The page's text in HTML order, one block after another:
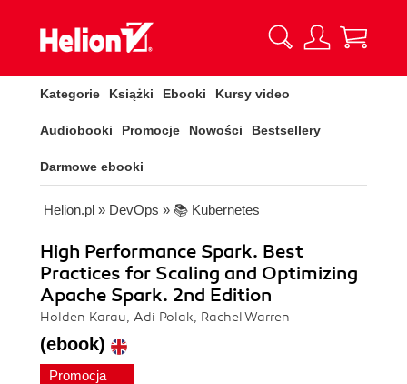
Kategorie Książki Ebooki Kursy video
Audiobooki Promocje Nowości Bestsellery
Darmowe ebooki
Helion.pl » DevOps » 📚 Kubernetes
High Performance Spark. Best
Practices for Scaling and Optimizing
Apache Spark. 2nd Edition
Holden Karau, Adi Polak, Rachel Warren
(ebook)
Promocja